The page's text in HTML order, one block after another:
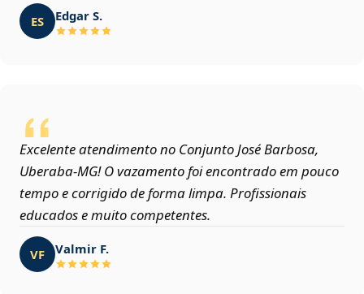
ES Edgar S.
Excelente atendimento no Conjunto José Barbosa,
Uberaba‑MG! O vazamento foi encontrado em pouco
tempo e corrigido de forma limpa. Profissionais
educados e muito competentes.
VF Valmir F.